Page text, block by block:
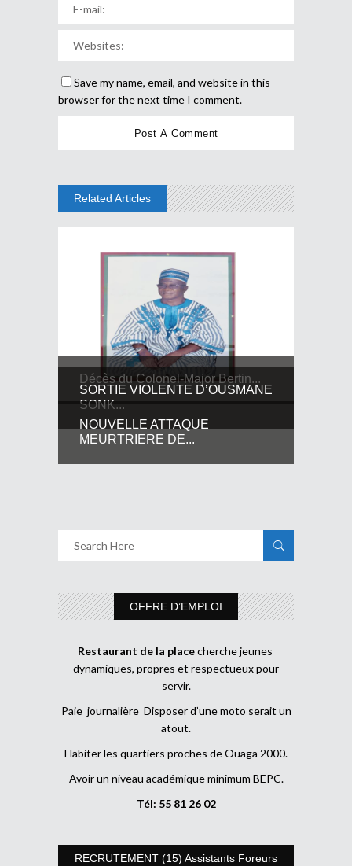
Save my name, email, and website in this
browser for the next time I comment.
Related Articles
Décès du Colonel-Major Bertin...
SORTIE VIOLENTE D’OUSMANE
SONK...
NOUVELLE ATTAQUE
MEURTRIERE DE...
OFFRE D’EMPLOI
Restaurant de la placecherche jeunes
dynamiques, propres et respectueux pour
servir.
Paie journalière Disposer d’une moto serait un
atout.
Habiter les quartiers proches de Ouaga 2000.
Avoir un niveau académique minimum BEPC.
Tél: 55 81 26 02
RECRUTEMENT (15) Assistants Foreurs